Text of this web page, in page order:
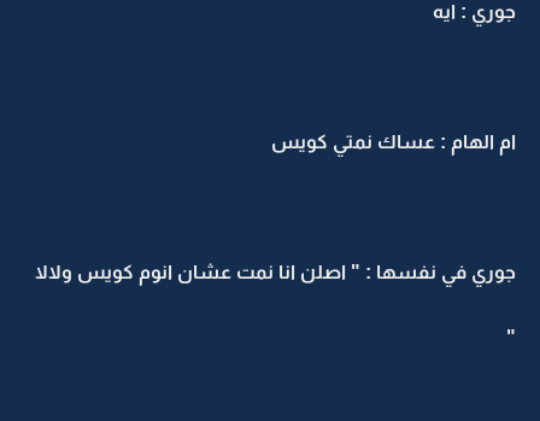
جوري : ايه
ام الهام : عساك نمتي كويس
جوري في نفسها : " اصلن انا نمت عشان انوم كويس ولالا
"